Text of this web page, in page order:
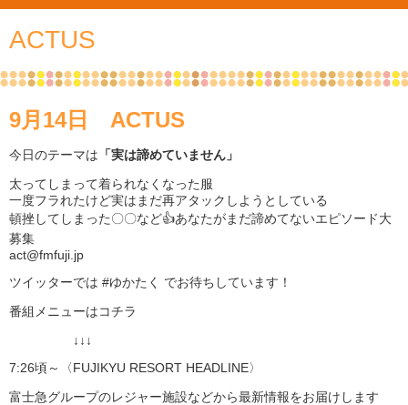
ACTUS
9月14日 ACTUS
今日のテーマは 「実は諦めていません」
太ってしまって着られなくなった服
一度フラれたけど実はまだ再アタックしようとしている
頓挫してしまった〇〇など👍あなたがまだ諦めてないエピソード大
募集
act@fmfuji.jp
ツイッターでは #ゆかたく でお待ちしています！
番組メニューはコチラ
↓↓↓
7:26頃～〈FUJIKYU RESORT HEADLINE〉
富士急グループのレジャー施設などから最新情報をお届けします